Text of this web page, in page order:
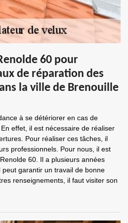
60 pour
de réparation des
la ville de Brenouille
à se détériorer en cas de
effet, il est nécessaire de réaliser
Pour réaliser ces tâches, il
professionnels. Pour nous, il est
60. Il a plusieurs années
garantir un travail de bonne
renseignements, il faut visiter son